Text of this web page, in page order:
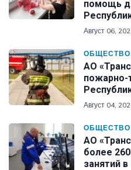
помощь
Август 06,
ОБЩЕСТВО
АО
пожарно-
Август 04,
ОБЩЕСТВО
АО
более
занятий